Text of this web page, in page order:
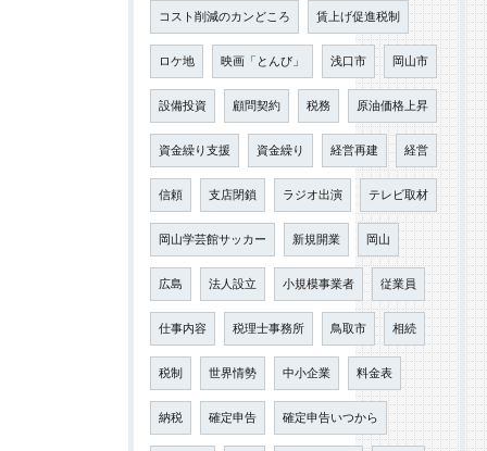
コスト削減のカンどころ 賃上げ促進税制
ロケ地 映画「とんび」 浅口市 岡山市
設備投資 顧問契約 税務 原油価格上昇
資金繰り支援 資金繰り 経営再建 経営
信頼 支店閉鎖 ラジオ出演 テレビ取材
岡山学芸館サッカー 新規開業 岡山
広島 法人設立 小規模事業者 従業員
仕事内容 税理士事務所 鳥取市 相続
税制 世界情勢 中小企業 料金表
納税 確定申告 確定申告いつから